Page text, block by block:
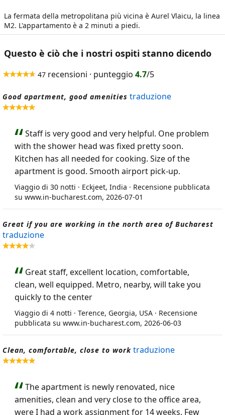
La fermata della metropolitana più vicina è Aurel Vlaicu, la linea
M2. L'appartamento è a 2 minuti a piedi.
Questo è ciò che i nostri ospiti stanno dicendo
47 recensioni · punteggio 4.7/5
Good apartment, good amenities traduzione
Staff is very good and very helpful. One problem
with the shower head was fixed pretty soon.
Kitchen has all needed for cooking. Size of the
apartment is good. Smooth airport pick-up.
Viaggio di 30 notti · Eckjeet, India · Recensione pubblicata
su www.in-bucharest.com, 2026-07-01
Great if you are working in the north area of Bucharest
traduzione
Great staff, excellent location, comfortable,
clean, well equipped. Metro, nearby, will take you
quickly to the center
Viaggio di 4 notti · Terence, Georgia, USA · Recensione
pubblicata su www.in-bucharest.com, 2026-06-03
Clean, comfortable, close to work traduzione
The apartment is newly renovated, nice
amenities, clean and very close to the office area,
were I had a work assignment for 14 weeks. Few